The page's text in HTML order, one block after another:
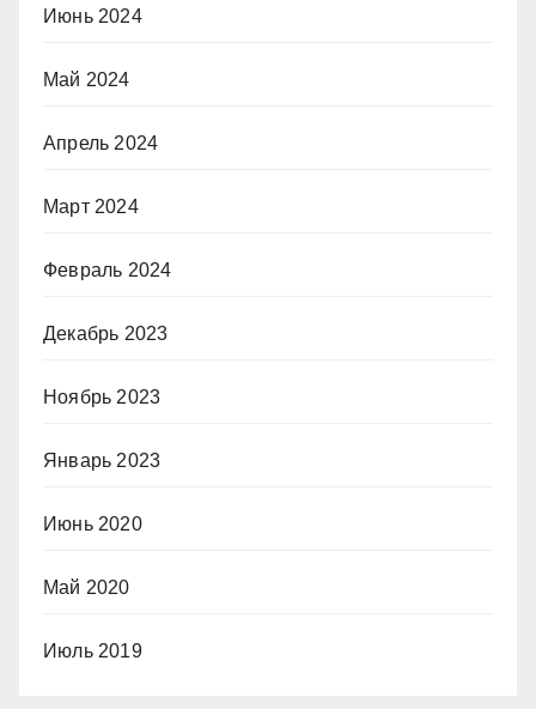
Июнь 2024
Май 2024
Апрель 2024
Март 2024
Февраль 2024
Декабрь 2023
Ноябрь 2023
Январь 2023
Июнь 2020
Май 2020
Июль 2019